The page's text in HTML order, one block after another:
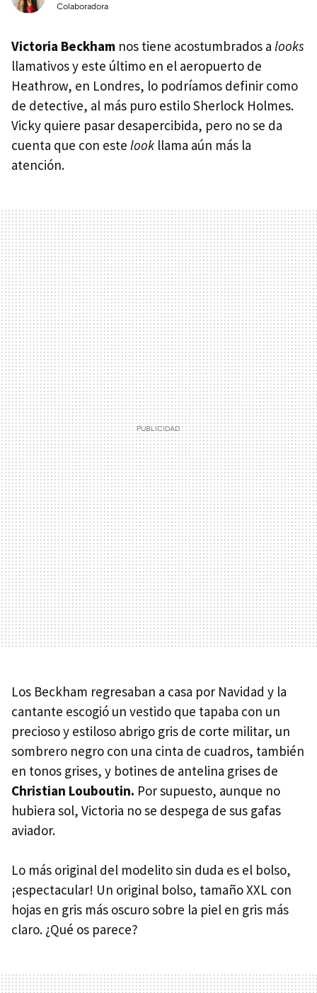
Colaboradora
Victoria Beckham nos tiene acostumbrados a looks
llamativos y este último en el aeropuerto de
Heathrow, en Londres, lo podríamos definir como
de detective, al más puro estilo Sherlock Holmes.
Vicky quiere pasar desapercibida, pero no se da
cuenta que con este look llama aún más la
atención.
Los Beckham regresaban a casa por Navidad y la
cantante escogió un vestido que tapaba con un
precioso y estiloso abrigo gris de corte militar, un
sombrero negro con una cinta de cuadros, también
en tonos grises, y botines de antelina grises de
Christian Louboutin. Por supuesto, aunque no
hubiera sol, Victoria no se despega de sus gafas
aviador.
Lo más original del modelito sin duda es el bolso,
¡espectacular! Un original bolso, tamañoXXL con
hojas en gris más oscuro sobre la piel en gris más
claro. ¿Qué os parece?